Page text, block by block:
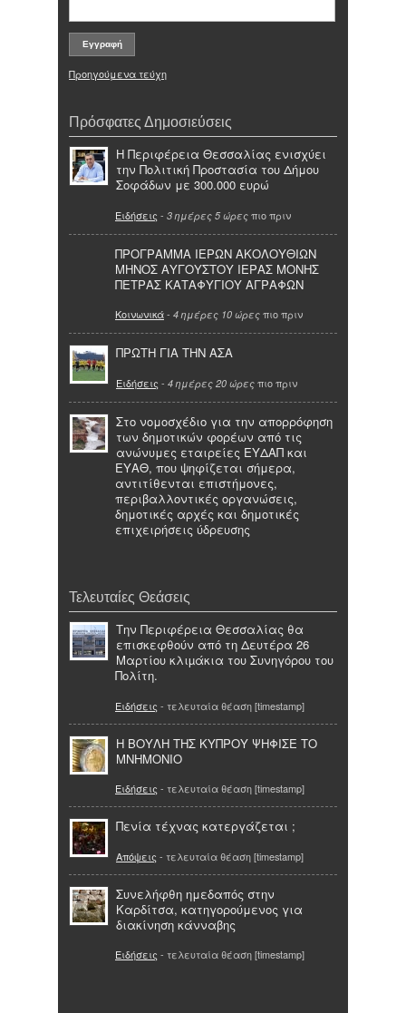
Προηγούμενα τεύχη
Πρόσφατες Δημοσιεύσεις
Η Περιφέρεια Θεσσαλίας ενισχύει
την Πολιτική Προστασία του Δήμου
Σοφάδων με 300.000 ευρώ
Ειδήσεις - 3 ημέρες 5 ώρες πιο πριν
ΠΡΟΓΡΑΜΜΑ ΙΕΡΩΝ ΑΚΟΛΟΥΘΙΩΝ
ΜΗΝΟΣ ΑΥΓΟΥΣΤΟΥ ΙΕΡΑΣ ΜΟΝΗΣ
ΠΕΤΡΑΣ ΚΑΤΑΦΥΓΙΟΥ ΑΓΡΑΦΩΝ
Κοινωνικά- 4 ημέρες 10 ώρες πιο πριν
ΠΡΩΤΗ ΓΙΑ ΤΗΝ ΑΣΑ
Ειδήσεις - 4 ημέρες 20 ώρες πιο πριν
Στο νομοσχέδιο για την απορρόφηση
των δημοτικών φορέων από τις
ανώνυμες εταιρείες ΕΥΔΑΠ και
ΕΥΑΘ, που ψηφίζεται σήμερα,
αντιτίθενται επιστήμονες,
περιβαλλοντικές οργανώσεις,
δημοτικές αρχές και δημοτικές
επιχειρήσεις ύδρευσης
Τελευταίες Θεάσεις
Την Περιφέρεια Θεσσαλίας θα
επισκεφθούν από τη Δευτέρα 26
Μαρτίου κλιµάκια του Συνηγόρου του
Πολίτη.
Ειδήσεις - τελευταία θέαση [timestamp]
Η ΒΟΥΛΗ ΤΗΣ ΚΥΠΡΟΥ ΨΗΦΙΣΕ ΤΟ
ΜΝΗΜΟΝΙΟ
Ειδήσεις - τελευταία θέαση [timestamp]
Πενία τέχνας κατεργάζεται ;
Απόψεις - τελευταία θέαση [timestamp]
Συνελήφθη ημεδαπός στην
Καρδίτσα, κατηγορούμενος για
διακίνηση κάνναβης
Ειδήσεις - τελευταία θέαση [timestamp]